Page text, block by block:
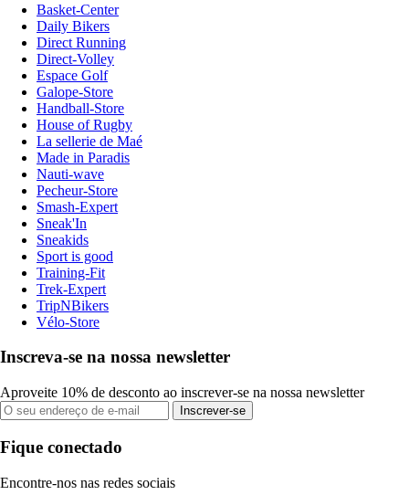
Basket-Center
Daily Bikers
Direct Running
Direct-Volley
Espace Golf
Galope-Store
Handball-Store
House of Rugby
La sellerie de Maé
Made in Paradis
Nauti-wave
Pecheur-Store
Smash-Expert
Sneak'In
Sneakids
Sport is good
Training-Fit
Trek-Expert
TripNBikers
Vélo-Store
Inscreva-se na nossa newsletter
Aproveite 10% de desconto ao inscrever-se na nossa newsletter
Inscrever-se
Fique conectado
Encontre-nos nas redes sociais